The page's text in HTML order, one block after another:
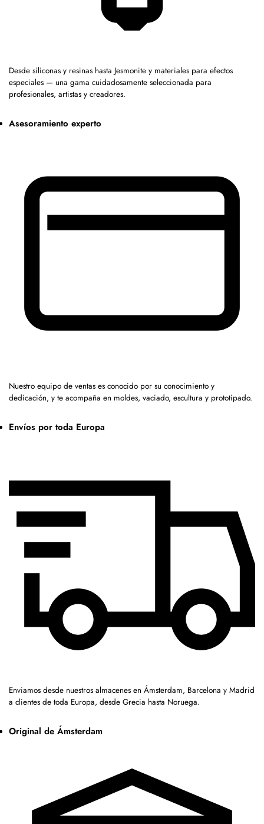
Desde siliconas y resinas hasta Jesmonite y materiales para efectos
especiales — una gama cuidadosamente seleccionada para
profesionales, artistas y creadores.
Asesoramiento experto
Nuestro equipo de ventas es conocido por su conocimiento y
dedicación, y te acompaña en moldes, vaciado, escultura y prototipado.
Envíos por toda Europa
Enviamos desde nuestros almacenes en Ámsterdam, Barcelona y Madrid
a clientes de toda Europa, desde Grecia hasta Noruega.
Original de Ámsterdam